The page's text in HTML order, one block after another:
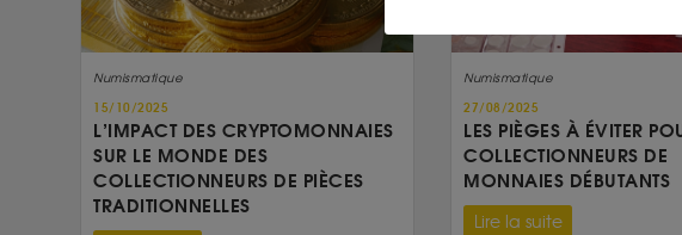
Numismatique
15/10/2025
L’IMPACT DES CRYPTOMONNAIES
SUR LE MONDE DES
COLLECTIONNEURS DE PIÈCES
TRADITIONNELLES
Numismatique
27/08/2025
LES PIÈGES À ÉVITER
COLLECTIONNEURS DE
MONNAIES DÉBUTANTS
Lire la suite